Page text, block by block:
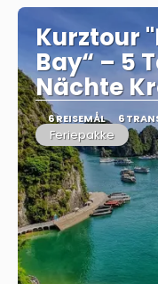
Kurztour
Bay“ – 5
Nächte
6 REISEMÅL 6
Feriepakke